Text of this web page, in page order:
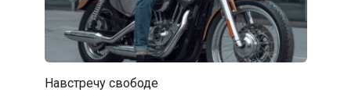
Навстречу свободе